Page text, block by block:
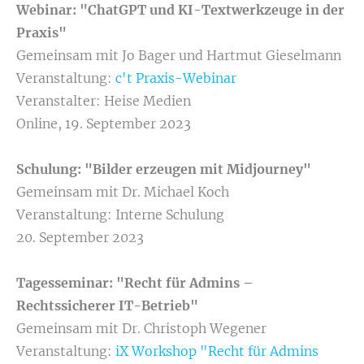
Webinar: "ChatGPT und KI-Textwerkzeuge in der
Praxis"
Gemeinsam mit Jo Bager und Hartmut Gieselmann
Veranstaltung: c't Praxis-Webinar
Veranstalter: Heise Medien
Online, 19. September 2023
Schulung: "Bilder erzeugen mit Midjourney"
Gemeinsam mit Dr. Michael Koch
Veranstaltung: Interne Schulung
20. September 2023
Tagesseminar: "Recht für Admins –
Rechtssicherer IT-Betrieb"
Gemeinsam mit Dr. Christoph Wegener
Veranstaltung: iX Workshop "Recht für Admins